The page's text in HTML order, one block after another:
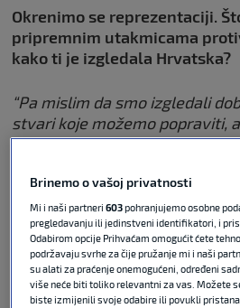
Okrenimo se reprezentaciji.
pripremnim utakmicama
kako ti je izgledala Hrvatska?
“Pa mislim da smo izgledali
stvari koje možemo popraviti,
izbornik i ljudi oko njega sve
Svjetskog prvenstva, kad su i
bolje izgledati.“
Koliko zapravo te prijateljske
zavarati javnost, a koliko
stožeru kakvo je pravo
Brinemo o vašoj privatnosti
Mi i naši partneri603pohranjujemo osobne
pregledavanju ili jedinstveni identifikatori, i
Odabirom opcije Prihvaćam omogućit ćete
podržavaju svrhe za čije pružanje mi i naši
su alati za praćenje onemogućeni, određeni
više neće biti toliko relevantni za vas. Možete
biste izmijenili svoje odabire ili povukli